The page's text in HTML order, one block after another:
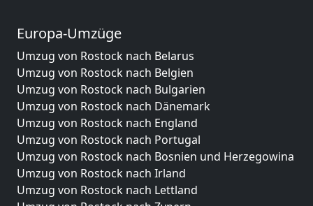
Europa-Umzüge
Umzug von Rostock nach Belarus
Umzug von Rostock nach Belgien
Umzug von Rostock nach Bulgarien
Umzug von Rostock nach Dänemark
Umzug von Rostock nach England
Umzug von Rostock nach Portugal
Umzug von Rostock nach Bosnien und Herzegowina
Umzug von Rostock nach Irland
Umzug von Rostock nach Lettland